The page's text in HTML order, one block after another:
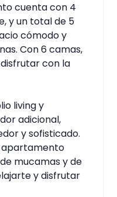
cuenta con 4
y un total de 5
cómodo y
Con 6 camas,
con la
living y
adicional,
y sofisticado.
apartamento
mucamas y de
y disfrutar